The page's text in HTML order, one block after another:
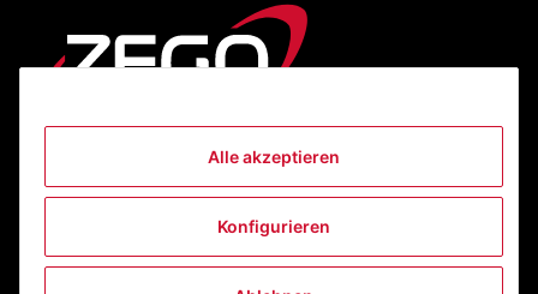
Alle akzeptieren
Konfigurieren
Informationen